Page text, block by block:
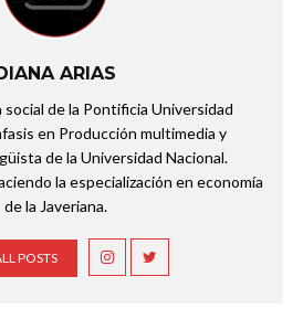
ARIAS
social de la Pontificia Universidad
en Producción multimedia y
de la Universidad Nacional.
la especialización en economía
de la Javeriana.
POSTS